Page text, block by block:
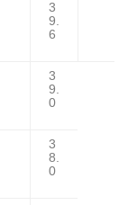
3
9.
6
3
9.
0
3
8.
0